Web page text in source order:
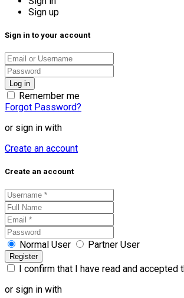
Sign up
Sign in to your account
Remember me
Forgot Password?
or sign in with
Create an account
Create an account
Normal User Partner User
I confirm that I have read and accepted
or sign in with